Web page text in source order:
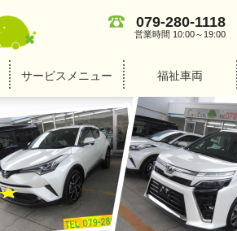
079-280-1118
営業時間 10:00～19:00
サービスメニュー 福祉車両